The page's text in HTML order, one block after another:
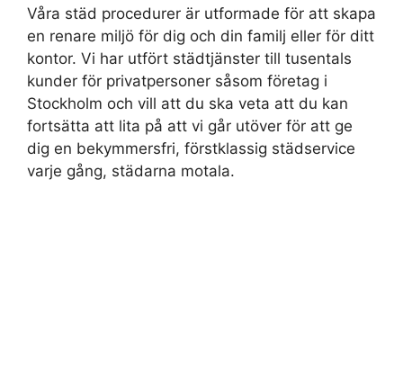
Våra städ procedurer är utformade för att skapa
en renare miljö för dig och din familj eller för ditt
kontor. Vi har utfört städtjänster till tusentals
kunder för privatpersoner såsom företag i
Stockholm och vill att du ska veta att du kan
fortsätta att lita på att vi går utöver för att ge
dig en bekymmersfri, förstklassig städservice
varje gång, städarna motala.